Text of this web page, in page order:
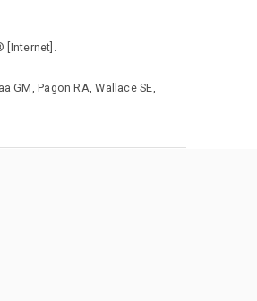
[Internet].
GM, Pagon RA, Wallace SE,